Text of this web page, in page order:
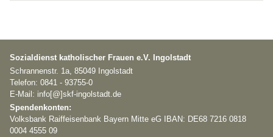
Sozialdienst katholischer Frauen e.V. Ingolstadt
Schrannenstr. 1a, 85049 Ingolstadt
Telefon: 0841 - 93755-0
E-Mail: info[@]skf-ingolstadt.de
Spendenkonten:
Volksbank Raiffeisenbank Bayern Mitte eG IBAN: DE68 7216 0818
0004 4555 09